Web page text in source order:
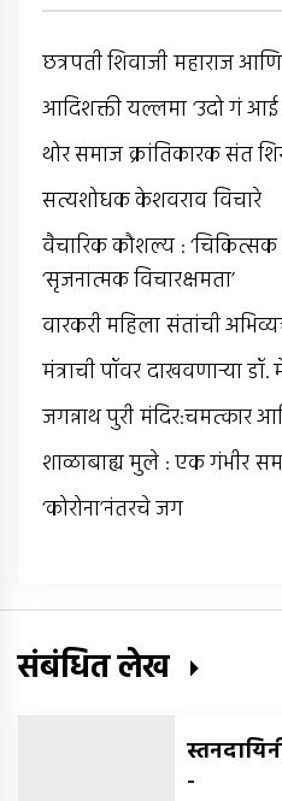
छत्रपती शिवाजी महाराज
आदिशक्ती यल्लमा ‘उदो गं आई
थोर समाज क्रांतिकारक संत
सत्यशोधक केशवराव विचारे
वैचारिक कौशल्य : ‘चिकित्सक
‘सृजनात्मक विचारक्षमता’
वारकरी महिला संतांची
मंत्राची पॉवर दाखवणार्‍या
जगन्नाथ पुरी मंदिर:चमत्कार
शाळाबाह्य मुले : एक गंभीर
‘कोरोना’नंतरचे जग
संबंधित लेख
-